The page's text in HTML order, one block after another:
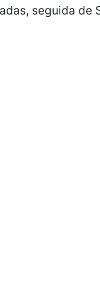
seguida de